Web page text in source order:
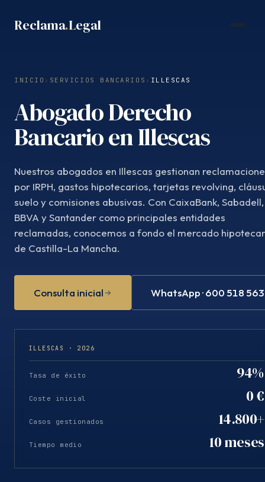
Reclama.Legal
INICIO › SERVICIOS BANCARIOS › ILLESCAS
Abogado Derecho
Bancario en Illescas
Nuestros abogados en Illescas gestionan
por IRPH, gastos hipotecarios, tarjetas revolving,
suelo y comisiones abusivas. Con CaixaBank, Sabadell,
BBVA y Santander como principales entidades
reclamadas, conocemos a fondo el mercado
de Castilla-La Mancha.
Consulta inicial WhatsApp · 600 518 563
ILLESCAS · 2026
Tasa de éxito 94%
Coste inicial 0 €
Casos gestionados 14.800+
Tiempo medio 10 meses